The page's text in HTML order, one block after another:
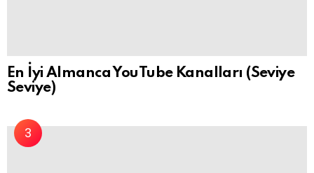
En İyi Almanca YouTube Kanalları (Seviye
Seviye)